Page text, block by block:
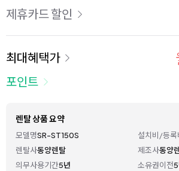
제휴카드 할인
최대혜택가
포인트
렌탈 상품 요약
모델명SR-ST150S 설치비/등록
렌탈사동양렌탈 제조사동양
의무사용기간5년 소유권이전